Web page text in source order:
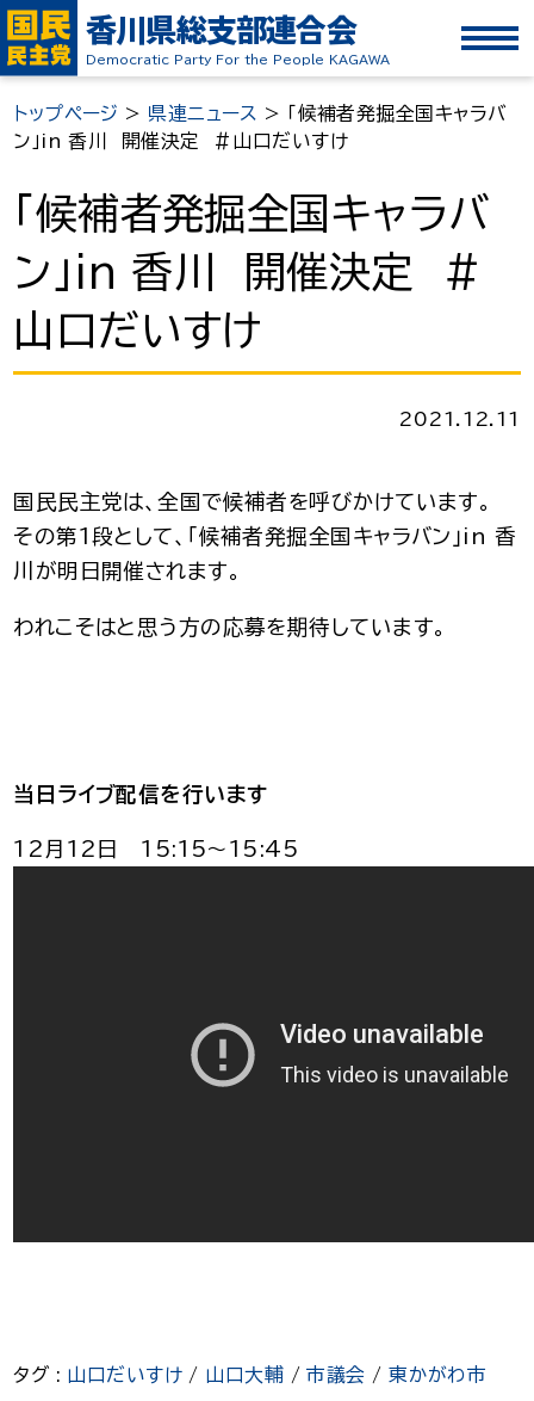
香川県総支部連合会
Democratic Party For the People KAGAWA
トップページ > 県連ニュース >
「候補者発掘全国キャラバ
ン」in 香川 開催決定 ＃山口だいすけ
「候補者発掘全国キャラバ
ン」in 香川 開催決定 ＃
山口だいすけ
2021.12.11
国民民主党は、全国で候補者を呼びかけています。
その第1段として、「候補者発掘全国キャラバン」in 香
川が明日開催されます。
われこそはと思う方の応募を期待しています。
当日ライブ配信を行います
12月12日 15:15〜15:45
タグ : 山口だいすけ / 山口大輔 /市議会 /東かがわ市